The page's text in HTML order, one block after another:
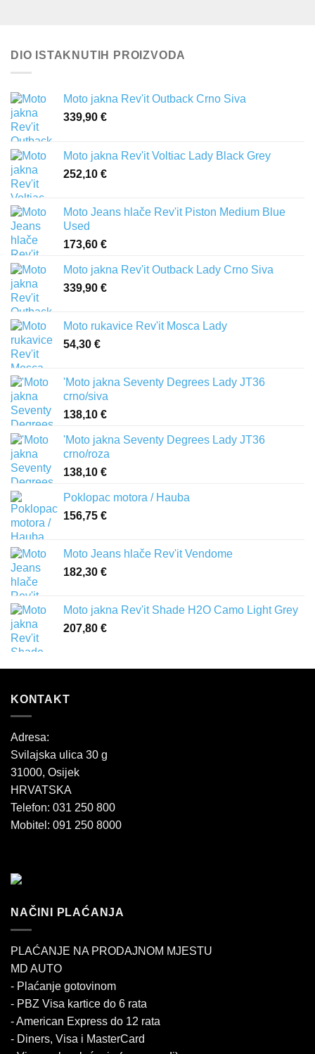
DIO ISTAKNUTIH PROIZVODA
Moto jakna Rev'it Outback Crno Siva
339,90 €
Moto jakna Rev'it Voltiac Lady Black Grey
252,10 €
Moto Jeans hlače Rev'it Piston Medium Blue
Used
173,60 €
Moto jakna Rev'it Outback Lady Crno Siva
339,90 €
Moto rukavice Rev'it Mosca Lady
54,30 €
'Moto jakna Seventy Degrees Lady JT36
crno/siva
138,10 €
'Moto jakna Seventy Degrees Lady JT36
crno/roza
138,10 €
Poklopac motora / Hauba
156,75 €
Moto Jeans hlače Rev'it Vendome
182,30 €
Moto jakna Rev'it Shade H2O Camo Light Grey
207,80 €
KONTAKT
Adresa:
Svilajska ulica 30 g
31000, Osijek
HRVATSKA
Telefon: 031 250 800
Mobitel: 091 250 8000
NAČINI PLAĆANJA
PLAĆANJE NA PRODAJNOM MJESTU
MD AUTO
- Plaćanje gotovinom
- PBZ Visa kartice do 6 rata
- American Express do 12 rata
- Diners, Visa i MasterCard